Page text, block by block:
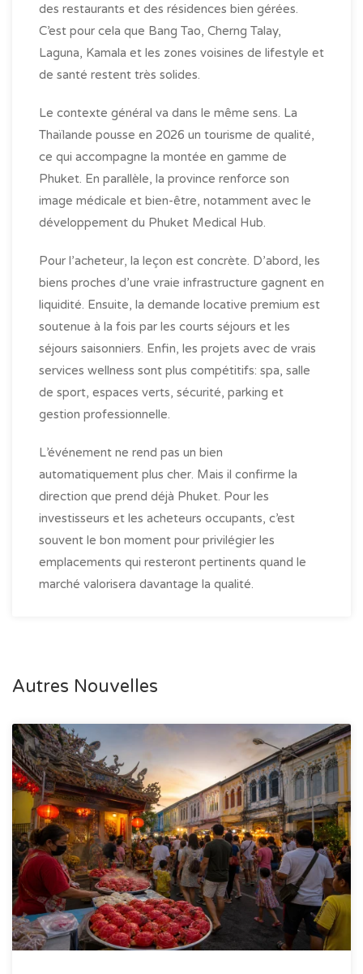
des restaurants et des résidences bien gérées.
C’est pour cela que Bang Tao, Cherng Talay,
Laguna, Kamala et les zones voisines de lifestyle et
de santé restent très solides.
Le contexte général va dans le même sens. La
Thaïlande pousse en 2026 un tourisme de qualité,
ce qui accompagne la montée en gamme de
Phuket. En parallèle, la province renforce son
image médicale et bien-être, notamment avec le
développement du Phuket Medical Hub.
Pour l’acheteur, la leçon est concrète. D’abord, les
biens proches d’une vraie infrastructure gagnent en
liquidité. Ensuite, la demande locative premium est
soutenue à la fois par les courts séjours et les
séjours saisonniers. Enfin, les projets avec de vrais
services wellness sont plus compétitifs: spa, salle
de sport, espaces verts, sécurité, parking et
gestion professionnelle.
L’événement ne rend pas un bien
automatiquement plus cher. Mais il confirme la
direction que prend déjà Phuket. Pour les
investisseurs et les acheteurs occupants, c’est
souvent le bon moment pour privilégier les
emplacements qui resteront pertinents quand le
marché valorisera davantage la qualité.
Autres Nouvelles